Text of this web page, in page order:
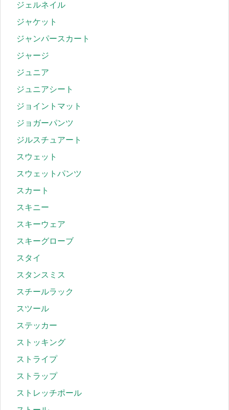
ジェルネイル
ジャケット
ジャンパースカート
ジャージ
ジュニア
ジュニアシート
ジョイントマット
ジョガーパンツ
ジルスチュアート
スウェット
スウェットパンツ
スカート
スキニー
スキーウェア
スキーグローブ
スタイ
スタンスミス
スチールラック
スツール
ステッカー
ストッキング
ストライプ
ストラップ
ストレッチポール